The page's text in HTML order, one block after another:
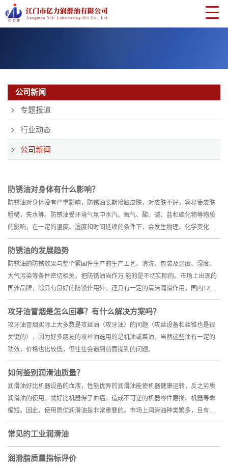
公司新闻
专题报道
行业动态
公司新闻
防锈油对身体有什么影响？
防锈油对身体没有严重影响，防锈油长期接触皮肤，对皮肤不好，容易使皮肤
粗糙，失水等。防锈油受环境气氛中水汽、氧气、酸、碱、盐和碳化物等物质
的影响，在一定的温度、湿度和时间延续的条件下，会发生物理、化学变化而
发生锈蚀。
防锈油的发展趋势
防锈油的防锈效果与整个紧固件生产的生产工艺、清洗、包装及温度、湿度、
大气污染等条件密切相关，把防锈油当作万.能的是不切实际的。市场上出现的
国外品牌，除具有良好的防锈作用外，还具有一定的清洁润滑作用。国内TZ通
用防护油，湿热试验超过了960h，盐雾试验超过了48h。
攻牙油冒烟是怎么回事？有什么解决方案吗？
攻牙油冒烟实际上大多数是攻丝油（攻牙油）的问题（攻丝设备和丝锥也是很
关键的），因为好多朋友的攻丝油选用的是机油或菜油，当然这些油有一定的
功效，价格也比较低，但往往会遇到前面提到的问题。
如何鉴别润滑油质量？
润滑油好比机器设备的血液，性能优异的润滑油能使机器健康运转，反之劣质
润滑油的使用，就好比机器得了血癌，造成不可逆的机器零件磨损、机器寿命
缩短。因此，使用质优润滑油是非常重要的。市场上润滑油种类繁多，且有一
定比例的假冒伪劣润滑油在市场中存在
常见的工业润滑油
润滑脂质量指标评价